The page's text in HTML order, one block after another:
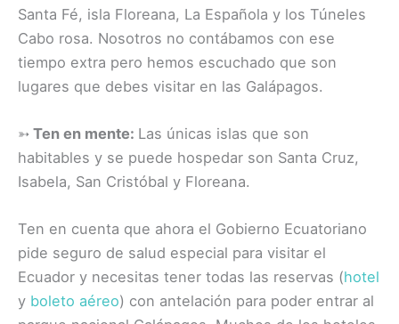
Santa Fé, isla Floreana, La Española y los Túneles
Cabo rosa. Nosotros no contábamos con ese
tiempo extra pero hemos escuchado que son
lugares que debes visitar en las Galápagos.
➳ Ten en mente: Las únicas islas que son
habitables y se puede hospedar son Santa Cruz,
Isabela, San Cristóbal y Floreana.
Ten en cuenta que ahora el Gobierno Ecuatoriano
pide seguro de salud especial para visitar el
Ecuador y necesitas tener todas las reservas (hotel
y boleto aéreo) con antelación para poder entrar al